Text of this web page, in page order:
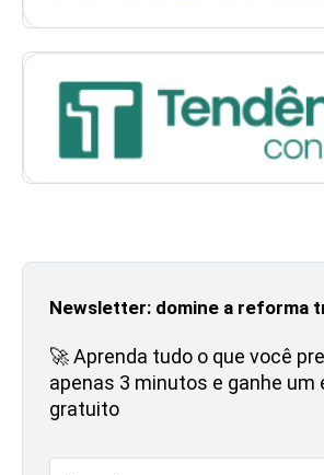
Newsletter: domine a reforma
🚀 Aprenda tudo o que você
apenas 3 minutos e ganhe um
gratuito